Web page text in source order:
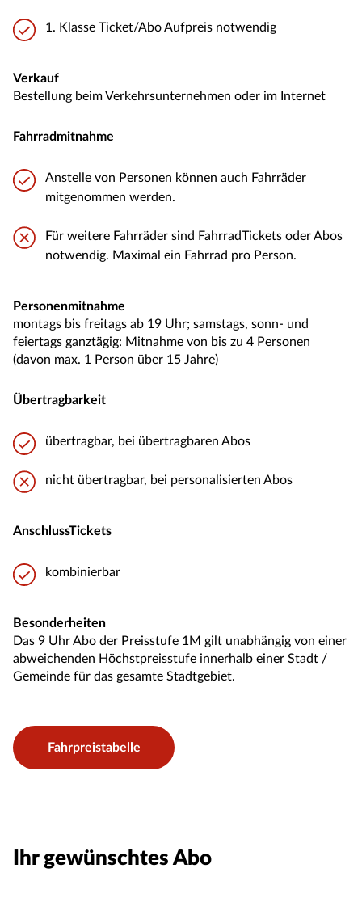
1. Klasse Ticket/Abo Aufpreis notwendig
Verkauf
Bestellung beim Verkehrsunternehmen oder im Internet
Fahrradmitnahme
Anstelle von Personen können auch Fahrräder
mitgenommen werden.
Für weitere Fahrräder sind FahrradTickets oder Abos
notwendig. Maximal ein Fahrrad pro Person.
Personenmitnahme
montags bis freitags ab 19 Uhr; samstags, sonn- und
feiertags ganztägig: Mitnahme von bis zu 4 Personen
(davon max. 1 Person über 15 Jahre)
Übertragbarkeit
übertragbar, bei übertragbaren Abos
nicht übertragbar, bei personalisierten Abos
AnschlussTickets
kombinierbar
Besonderheiten
Das 9 Uhr Abo der Preisstufe 1M gilt unabhängig von einer
abweichenden Höchstpreisstufe innerhalb einer Stadt /
Gemeinde für das gesamte Stadtgebiet.
Fahrpreistabelle
Ihr gewünschtes Abo